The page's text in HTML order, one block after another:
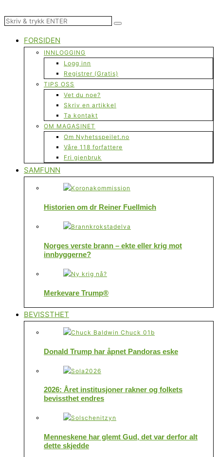
FORSIDEN
INNLOGGING
Logg inn
Registrer (Gratis)
TIPS OSS
Vet du noe?
Skriv en artikkel
Ta kontakt
OM MAGASINET
Om Nyhetsspeilet.no
Våre 118 forfattere
Fri gjenbruk
SAMFUNN
Historien om dr Reiner Fuellmich
Norges verste brann – ekte eller krig mot
innbyggerne?
Merkevare Trump®
BEVISSTHET
Donald Trump har åpnet Pandoras eske
2026: Året institusjoner rakner og folkets
bevissthet endres
Menneskene har glemt Gud, det var derfor alt
dette skjedde